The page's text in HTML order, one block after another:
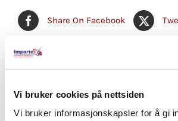
Vi bruker cookies på nettsiden
Vi bruker informasjonskapsler for å gi
Share On Facebook